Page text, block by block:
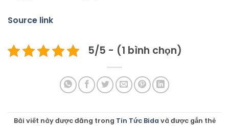
Source link
5/5 - (1 bình chọn)
Bài viết này được đăng trong Tin Tức Bida và được gắn thẻ